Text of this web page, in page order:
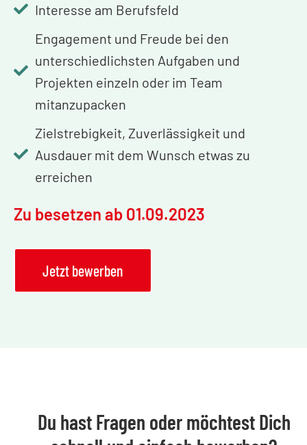
Interesse am Berufsfeld
Engagement und Freude bei den
unterschiedlichsten Aufgaben und
Projekten einzeln oder im Team
mitanzupacken
Zielstrebigkeit, Zuverlässigkeit und
Ausdauer mit dem Wunsch etwas zu
erreichen
Zu besetzen ab 01.09.2023
Jetzt bewerben
Du hast Fragen oder möchtest Dich